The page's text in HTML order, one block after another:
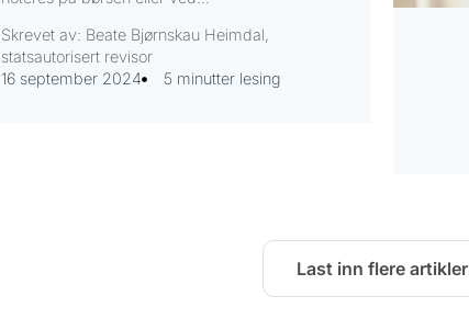
Skrevet av: Beate Bjørnskau Heimdal,
statsautorisert revisor
16 september 2024
5 minutter lesing
Last inn flere artikler